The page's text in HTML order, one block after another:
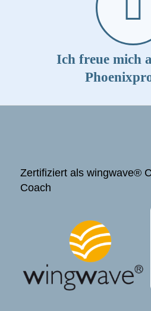
Ich freue mich
Zertifiziert als wingwave®
Coach